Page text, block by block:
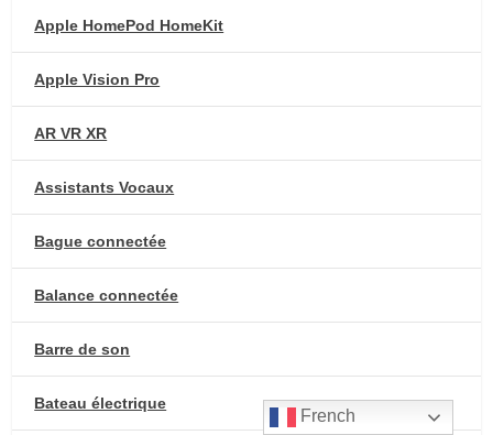
Apple HomePod HomeKit
Apple Vision Pro
AR VR XR
Assistants Vocaux
Bague connectée
Balance connectée
Barre de son
Bateau électrique
French